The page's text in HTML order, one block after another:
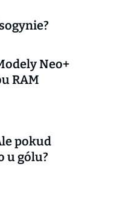
Neo+
RAM
pokud
u gólu?